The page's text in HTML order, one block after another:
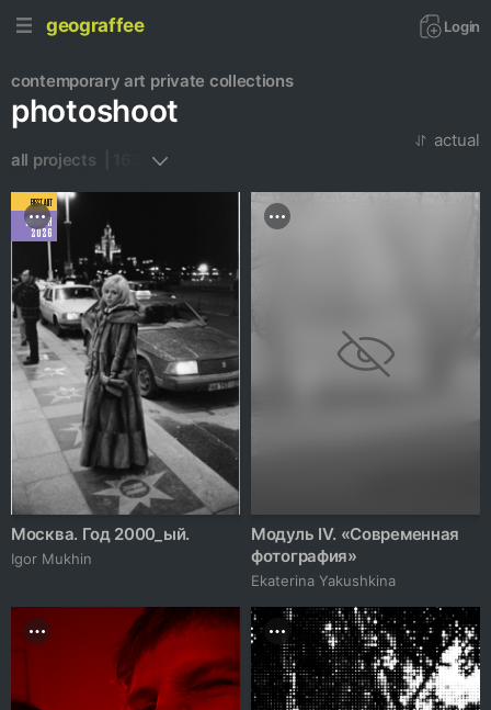
geograffee Login
contemporary art private collections
photoshoot
all projects  | 163
actual
BEST ART
MARCH
2026
Москва. Год 2000_ый.
Igor Mukhin
Модуль IV. «Современная
фотография»
Ekaterina Yakushkina